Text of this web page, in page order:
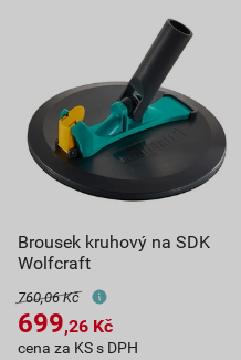
Brousek kruhový na SDK
Wolfcraft
760,06 Kč
699,26 Kč
cena za KS s DPH